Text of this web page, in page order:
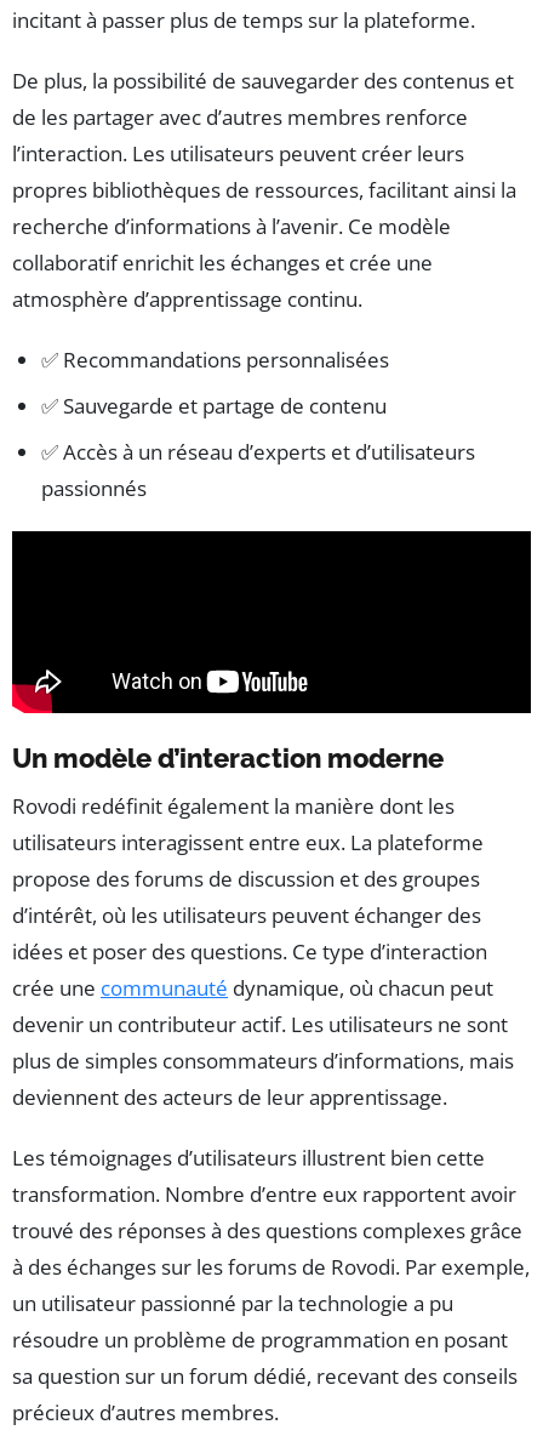
incitant à passer plus de temps sur la plateforme.
De plus, la possibilité de sauvegarder des contenus et
de les partager avec d’autres membres renforce
l’interaction. Les utilisateurs peuvent créer leurs
propres bibliothèques de ressources, facilitant ainsi la
recherche d’informations à l’avenir. Ce modèle
collaboratif enrichit les échanges et crée une
atmosphère d’apprentissage continu.
✅ Recommandations personnalisées
✅ Sauvegarde et partage de contenu
✅ Accès à un réseau d’experts et d’utilisateurs
passionnés
Un modèle d’interaction moderne
Rovodi redéfinit également la manière dont les
utilisateurs interagissent entre eux. La plateforme
propose des forums de discussion et des groupes
d’intérêt, où les utilisateurs peuvent échanger des
idées et poser des questions. Ce type d’interaction
crée une communauté dynamique, où chacun peut
devenir un contributeur actif. Les utilisateurs ne sont
plus de simples consommateurs d’informations, mais
deviennent des acteurs de leur apprentissage.
Les témoignages d’utilisateurs illustrent bien cette
transformation. Nombre d’entre eux rapportent avoir
trouvé des réponses à des questions complexes grâce
à des échanges sur les forums de Rovodi. Par exemple,
un utilisateur passionné par la technologie a pu
résoudre un problème de programmation en posant
sa question sur un forum dédié, recevant des conseils
précieux d’autres membres.